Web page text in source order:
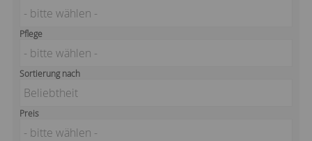
- bitte wählen -
Pflege
- bitte wählen -
Sortierung nach
Beliebtheit
Preis
- bitte wählen -